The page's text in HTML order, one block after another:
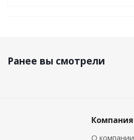
Ранее вы смотрели
Компания
О компании